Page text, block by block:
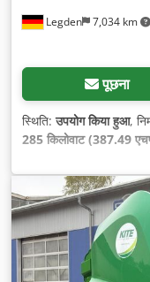
Legden 7,034 km
पूछना
स्थिति:उपयोग किया हुआ,
285 किलोवाट (387.49
पार्किंग हीटर, फ्रंट लिंकेज,